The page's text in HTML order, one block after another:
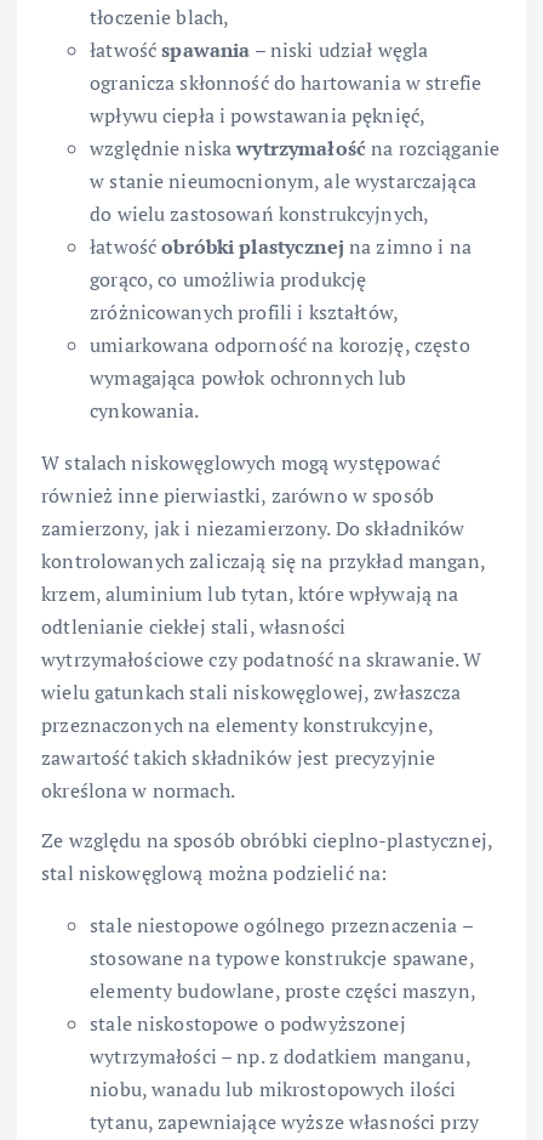
tłoczenie blach,
łatwośćspawania – niski udział węgla
ogranicza skłonność do hartowania w strefie
wpływu ciepła i powstawania pęknięć,
względnie niskawytrzymałość na rozciąganie
w stanie nieumocnionym, ale wystarczająca
do wielu zastosowań konstrukcyjnych,
łatwośćobróbki plastycznej na zimno i na
gorąco, co umożliwia produkcję
zróżnicowanych profili i kształtów,
umiarkowana odporność na korozję, często
wymagająca powłok ochronnych lub
cynkowania.
W stalach niskowęglowych mogą występować
również inne pierwiastki, zarówno w sposób
zamierzony, jak i niezamierzony. Do składników
kontrolowanych zaliczają się na przykład mangan,
krzem, aluminium lub tytan, które wpływają na
odtlenianie ciekłej stali, własności
wytrzymałościowe czy podatność na skrawanie. W
wielu gatunkach stali niskowęglowej, zwłaszcza
przeznaczonych na elementy konstrukcyjne,
zawartość takich składników jest precyzyjnie
określona w normach.
Ze względu na sposób obróbki cieplno-plastycznej,
stal niskowęglową można podzielić na:
stale niestopowe ogólnego przeznaczenia –
stosowane na typowe konstrukcje spawane,
elementy budowlane, proste części maszyn,
stale niskostopowe o podwyższonej
wytrzymałości – np. z dodatkiem manganu,
niobu, wanadu lub mikrostopowych ilości
tytanu, zapewniające wyższe własności przy